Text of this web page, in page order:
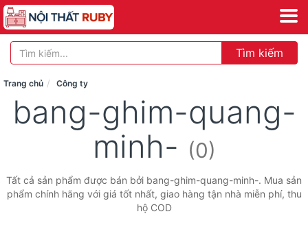
Tìm kiếm
Trang chủ Công ty
bang-ghim-quang-
minh- (0)
Tất cả sản phẩm được bán bởi bang-ghim-quang-minh-. Mua sản
phẩm chính hãng với giá tốt nhất, giao hàng tận nhà miễn phí, thu
hộ COD